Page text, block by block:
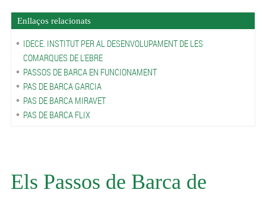
Enllaços relacionats
IDECE. INSTITUT PER AL DESENVOLUPAMENT DE LES
COMARQUES DE L'EBRE
PASSOS DE BARCA EN FUNCIONAMENT
PAS DE BARCA GARCIA
PAS DE BARCA MIRAVET
PAS DE BARCA FLIX
Els Passos de Barca de